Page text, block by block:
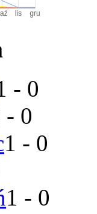
- 0
- 0
1 - 0
1 - 0